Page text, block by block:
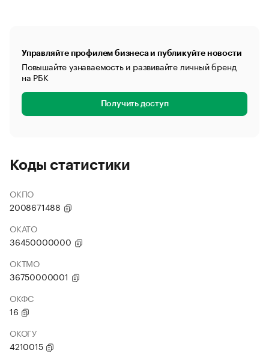
Управляйте профилем бизнеса и публикуйте новости
Повышайте узнаваемость и развивайте личный бренд
на РБК
Получить доступ
Коды статистики
ОКПО
2008671488
ОКАТО
36450000000
ОКТМО
36750000001
ОКФС
16
ОКОГУ
4210015